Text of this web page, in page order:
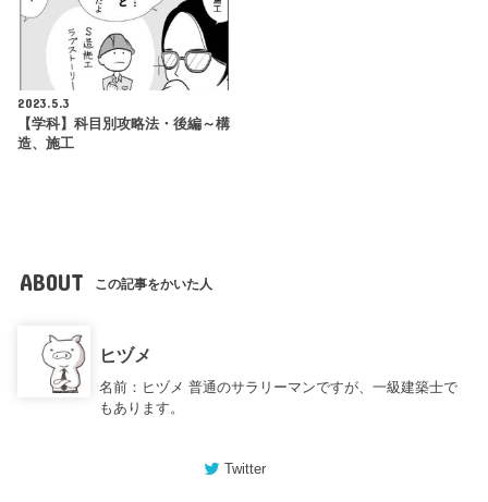
2023.5.3
【学科】科目別攻略法・後編～構
造、施工
ABOUT この記事をかいた人
ヒヅメ
名前：ヒヅメ 普通のサラリーマンですが、一級建築士で
もあります。
Twitter